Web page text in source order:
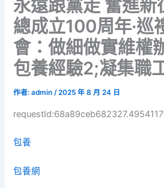
永遠跟黨走 奮進新
總成立100周年·巡
會：做細做實維權
包養經驗2;凝集職
作者:admin/2025 年 8 月 24 日
包養
包養網